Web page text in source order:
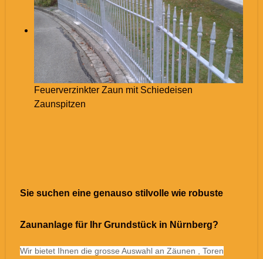
Feuerverzinkter Zaun mit Schiedeisen
Zaunspitzen
Sie suchen eine genauso stilvolle wie robuste
Zaunanlage für Ihr Grundstück in Nürnberg?
Wir bietet Ihnen die grosse Auswahl an Zäunen , Toren